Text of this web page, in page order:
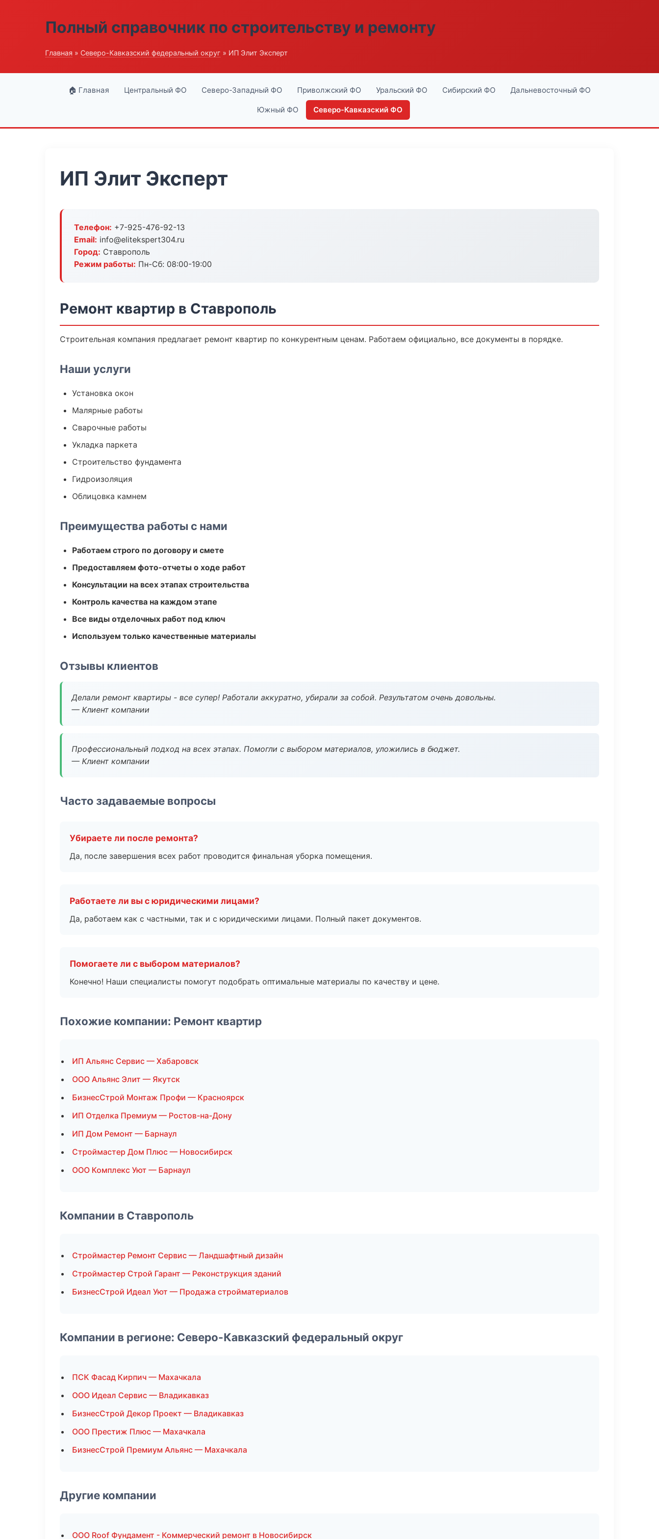
Полный справочник по строительству и ремонту
Главная » Северо-Кавказский федеральный округ » ИП Элит Эксперт
🏠 Главная Центральный ФО Северо-Западный ФО Приволжский ФО Уральский ФО Сибирский ФО Дальневосточный ФО
Южный ФО Северо-Кавказский ФО
ИП Элит Эксперт
Телефон: +7-925-476-92-13
Email: info@elitekspert304.ru
Город: Ставрополь
Режим работы: Пн-Сб: 08:00-19:00
Ремонт квартир в Ставрополь
Строительная компания предлагает ремонт квартир по конкурентным ценам. Работаем официально, все документы в порядке.
Наши услуги
Установка окон
Малярные работы
Сварочные работы
Укладка паркета
Строительство фундамента
Гидроизоляция
Облицовка камнем
Преимущества работы с нами
Работаем строго по договору и смете
Предоставляем фото-отчеты о ходе работ
Консультации на всех этапах строительства
Контроль качества на каждом этапе
Все виды отделочных работ под ключ
Используем только качественные материалы
Отзывы клиентов
Делали ремонт квартиры - все супер! Работали аккуратно, убирали за собой. Результатом очень довольны.
— Клиент компании
Профессиональный подход на всех этапах. Помогли с выбором материалов, уложились в бюджет.
— Клиент компании
Часто задаваемые вопросы
Убираете ли после ремонта?
Да, после завершения всех работ проводится финальная уборка помещения.
Работаете ли вы с юридическими лицами?
Да, работаем как с частными, так и с юридическими лицами. Полный пакет документов.
Помогаете ли с выбором материалов?
Конечно! Наши специалисты помогут подобрать оптимальные материалы по качеству и цене.
Похожие компании: Ремонт квартир
ИП Альянс Сервис — Хабаровск
ООО Альянс Элит — Якутск
БизнесСтрой Монтаж Профи — Красноярск
ИП Отделка Премиум — Ростов-на-Дону
ИП Дом Ремонт — Барнаул
Строймастер Дом Плюс — Новосибирск
ООО Комплекс Уют — Барнаул
Компании в Ставрополь
Строймастер Ремонт Сервис — Ландшафтный дизайн
Строймастер Строй Гарант — Реконструкция зданий
БизнесСтрой Идеал Уют — Продажа стройматериалов
Компании в регионе: Северо-Кавказский федеральный округ
ПСК Фасад Кирпич — Махачкала
ООО Идеал Сервис — Владикавказ
БизнесСтрой Декор Проект — Владикавказ
ООО Престиж Плюс — Махачкала
БизнесСтрой Премиум Альянс — Махачкала
Другие компании
ООО Roof Фундамент - Коммерческий ремонт в Новосибирск